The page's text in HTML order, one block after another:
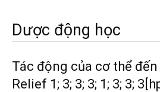
Dược động học
Tác động của cơ thể
Relief 1; 3; 3; 3; 1; 3; 3;